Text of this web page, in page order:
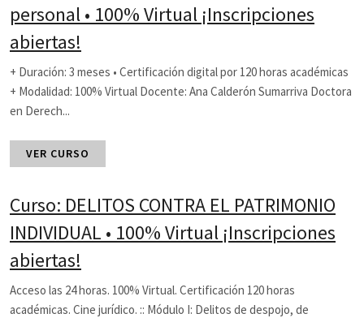
personal • 100% Virtual ¡Inscripciones
abiertas!
+ Duración: 3 meses • Certificación digital por 120 horas académicas
+ Modalidad: 100% Virtual Docente: Ana Calderón Sumarriva Doctora
en Derech...
VER CURSO
Curso: DELITOS CONTRA EL PATRIMONIO
INDIVIDUAL • 100% Virtual ¡Inscripciones
abiertas!
Acceso las 24 horas. 100% Virtual. Certificación 120 horas
académicas. Cine jurídico. :: Módulo I: Delitos de despojo, de